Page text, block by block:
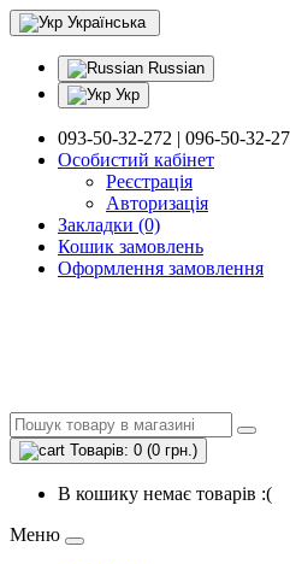
Українська
Russian
Укр
093-50-32-272 | 096-50-32-
Особистий кабінет
Реєстрація
Авторизація
Закладки (0)
Кошик замовлень
Оформлення замовлення
Товарів: 0 (0 грн.)
В кошику немає товарів :(
Меню